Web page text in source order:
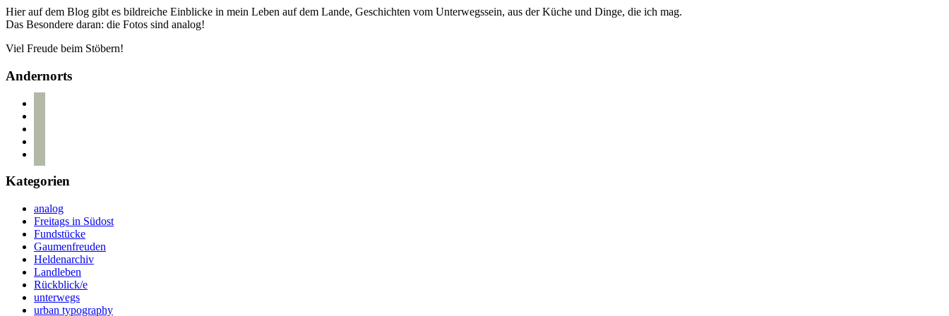
Hier auf dem Blog gibt es bildreiche Einblicke in mein Leben auf dem Lande, Geschichten vom Unterwegssein, aus der Küche und Dinge, die ich mag.
Das Besondere daran: die Fotos sind analog!
Viel Freude beim Stöbern!
Andernorts
Kategorien
analog
Freitags in Südost
Fundstücke
Gaumenfreuden
Heldenarchiv
Landleben
Rückblick/e
unterwegs
urban typography